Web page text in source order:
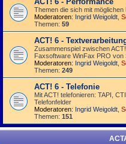
Themen die sich mit
Moderatoren: Ingrid Weigoldt
Themen: 59
ACT! 6 -
Zusammenspiel zwischen
Faxsoftware WinFax PRO von
Moderatoren: Ingrid Weigoldt
Themen: 249
ACT! 6 - Telefonie
Mit ACT! telefonieren: TAPI,
Telefonfelder
Moderatoren: Ingrid Weigoldt
Themen: 151